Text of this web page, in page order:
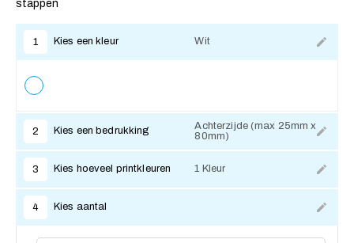
stappen
1 Kies een kleur Wit
2 Kies een bedrukking
Achterzijde (max 25mm x
80mm)
3 Kies hoeveel printkleuren 1 Kleur
4 Kies aantal